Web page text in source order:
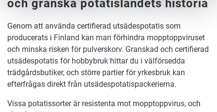
och granska potatislandets historia
Genom att använda certifierad utsädespotatis som
producerats i Finland kan man förhindra mopptoppviruset
och minska risken för pulverskorv. Granskad och certifierad
utsädespotatis för hobbybruk hittar du i välförsedda
trädgårdsbutiker, och större partier för yrkesbruk kan
efterfrågas direkt från utsädespotatispackerierna.
Vissa potatissorter är resistenta mot mopptoppvirus, och